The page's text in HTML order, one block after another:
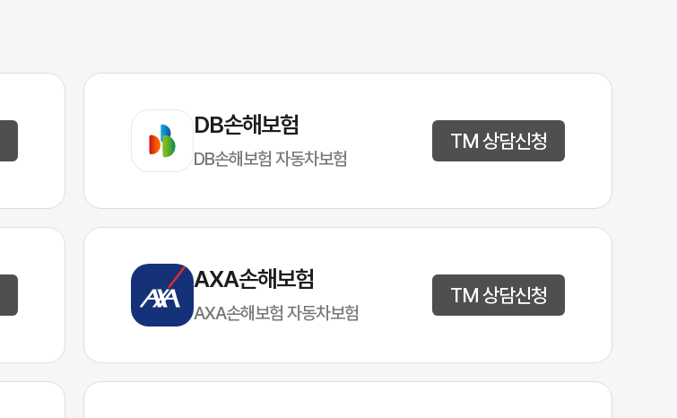
DB손해보험
DB손해보험 자동차보험
TM 상담신청
AXA손해보험
AXA손해보험 자동차보험
TM 상담신청